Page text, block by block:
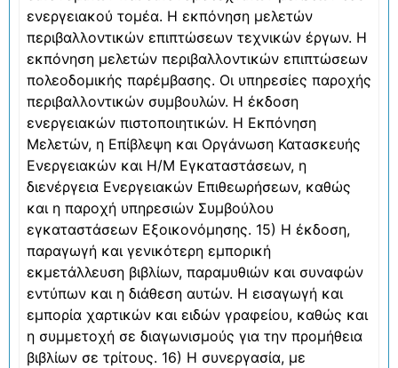
ενεργειακού τομέα. Η εκπόνηση μελετών
περιβαλλοντικών επιπτώσεων τεχνικών έργων. Η
εκπόνηση μελετών περιβαλλοντικών επιπτώσεων
πολεοδομικής παρέμβασης. Οι υπηρεσίες παροχής
περιβαλλοντικών συμβουλών. Η έκδοση
ενεργειακών πιστοποιητικών. Η Εκπόνηση
Μελετών, η Επίβλεψη και Οργάνωση Κατασκευής
Ενεργειακών και Η/Μ Εγκαταστάσεων, η
διενέργεια Ενεργειακών Επιθεωρήσεων, καθώς
και η παροχή υπηρεσιών Συμβούλου
εγκαταστάσεων Εξοικονόμησης. 15) Η έκδοση,
παραγωγή και γενικότερη εμπορική
εκμετάλλευση βιβλίων, παραμυθιών και συναφών
εντύπων και η διάθεση αυτών. Η εισαγωγή και
εμπορία χαρτικών και ειδών γραφείου, καθώς και
η συμμετοχή σε διαγωνισμούς για την προμήθεια
βιβλίων σε τρίτους. 16) Η συνεργασία, με